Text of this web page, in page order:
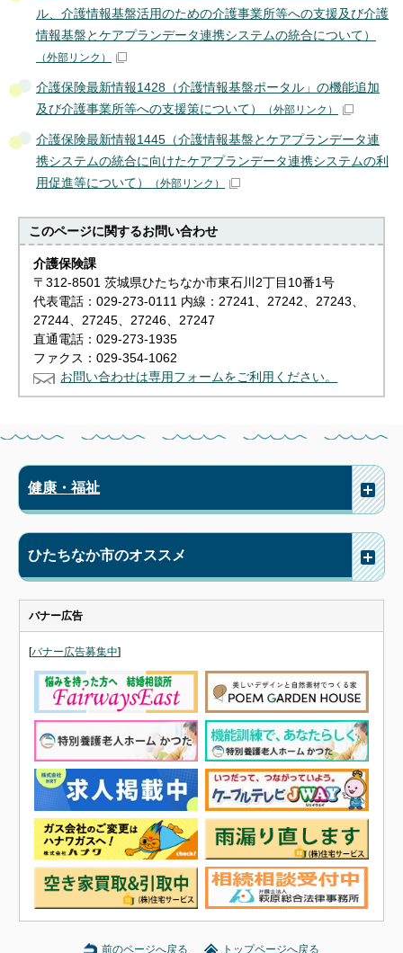
ル、介護情報基盤活用のための介護事業所等への支援及び介護
情報基盤とケアプランデータ連携システムの統合について）
（外部リンク）
介護保険最新情報1428（介護情報基盤ポータル」の機能追加
及び介護事業所等への支援策について）
（外部リンク）
介護保険最新情報1445（介護情報基盤とケアプランデータ連
携システムの統合に向けたケアプランデータ連携システムの利
用促進等について）
（外部リンク）
このページに関するお問い合わせ
介護保険課
〒312-8501 茨城県ひたちなか市東石川2丁目10番1号
代表電話：029-273-0111 内線：27241、27242、27243、
27244、27245、27246、27247
直通電話：029-273-1935
ファクス：029-354-1062
お問い合わせは専用フォームをご利用ください。
健康・福祉
ひたちなか市のオススメ
バナー広告
[バナー広告募集中]
前のページへ戻る トップページへ戻る